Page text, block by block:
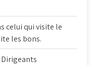
celui qui visite le
les bons.